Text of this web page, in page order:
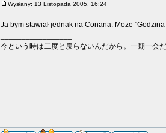
Wysłany: 13 Listopada 2005, 16:24
Ja bym stawiał jednak na Conana. Może
今という時は二度と戻らないんだから。一期一会